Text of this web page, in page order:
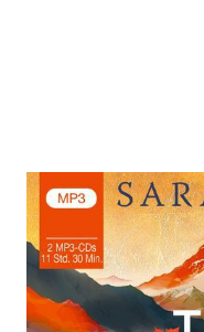
Tanz der
Zur Wunschliste